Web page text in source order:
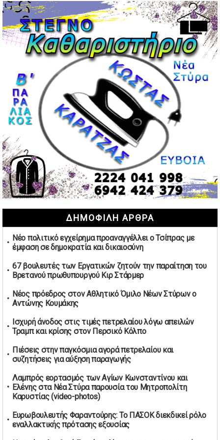
και Ολυμπιακού
02/05/2026 | 20:28
Περιστέρι: Ένταση μεταξύ ανηλίκων άφησε δύο
15χρονους τραυματίες
02/05/2026 | 18:56
Ηνωμένα Αραβικά Εμιράτα: Αίρουν τους περιορισμούς
στον εναέριο χώρο
02/05/2026 | 17:16
Η Αθηνά Λινού αφήνει ανοιχτό το ενδεχόμενο ένταξης
στον νέο πολιτικό φορέα Τσίπρα
02/05/2026 | 17:01
Αταμάν: Κανείς δεν έχει δικαίωμα να μιλά για τον πρόεδρο
και την οικογένειά του
02/05/2026 | 15:59
Μαρινάκης: Ο Ανδρουλάκης υπαναχώρησε στις
συμφωνίες για τις Ανεξάρτητες Αρχές
02/05/2026 | 09:36
Ψηφιακός έλεγχος στην αγορά: QR code για πωλήσεις
καπνικών και αλκοόλ σε 88.000 σημεία
02/05/2026 | 06:26
Καύσιμα αεροσκαφών: Διαβεβαιώσεις ΕΕ για επάρκεια
παρά τη γεωπολιτική ένταση
01/05/2026 | 19:54
Βελόπουλος: Κριτική σε πολιτικούς αρχηγούς για
δηλώσεις την Πρωτομαγιά
01/05/2026 | 19:33
Υπερβολική ταχύτητα στο Αλιβέρι οδήγησε σε σύλληψη
38χρονου οδηγού
01/05/2026 | 19:12
Υποψηφιότητες για τις εκλογές νέας διοίκησης του ΑΟ
Νέων Στύρων
Τουρκία: Ένταση στις συγκεντρώσεις για την Πρωτομαγιά
– Πάνω από 350 συλλήψεις
Μήνυμα σεβασμού από τη Μπιλμπάο προς ΠΑΟΚ και τιμή
ΔΗΜΟΦΙΛΗ ΑΡΘΡΑ
Νέο πολιτικό εγχείρημα προαναγγέλλει ο Τσίπρας με
έμφαση σε δημοκρατία και δικαιοσύνη
67 βουλευτές των Εργατικών ζητούν την παραίτηση του
Βρετανού πρωθυπουργού Κιρ Στάρμερ
Νέος πρόεδρος στον Αθλητικό Όμιλο Νέων Στύρων ο
Αντώνης Κουμάκης
Ισχυρή άνοδος στις τιμές πετρελαίου λόγω απειλών
Τραμπ και κρίσης στον Περσικό Κόλπο
Πιέσεις στην παγκόσμια αγορά πετρελαίου και
συζητήσεις για αύξηση παραγωγής
Λαμπρός εορτασμός των Αγίων Κωνσταντίνου και
Ελένης στα Νέα Στύρα παρουσία του Μητροπολίτη
Καρυστίας (video-photos)
Ευρωβουλευτής Φαραντούρης: Το ΠΑΣΟΚ διεκδικεί ρόλο
εναλλακτικής πρότασης εξουσίας